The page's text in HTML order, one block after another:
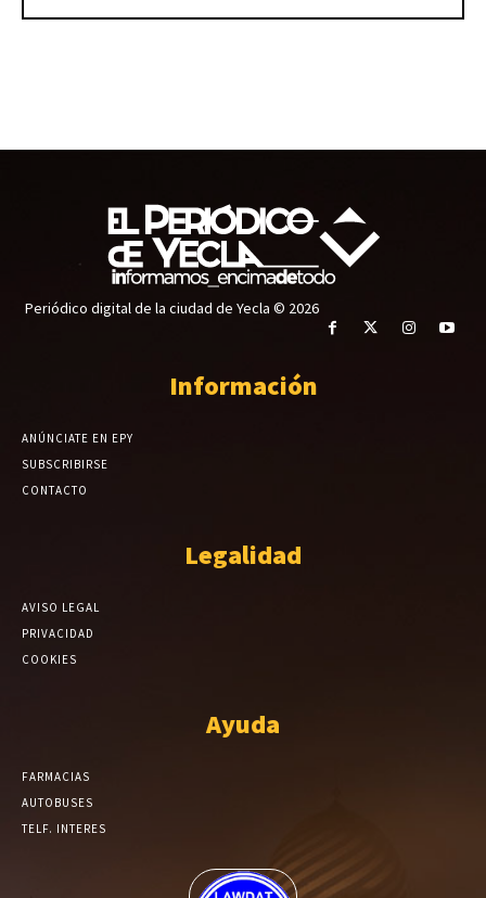
Periódico digital de la ciudad de Yecla © 2026
Información
ANÚNCIATE EN EPY
SUBSCRIBIRSE
CONTACTO
Legalidad
AVISO LEGAL
PRIVACIDAD
COOKIES
Ayuda
FARMACIAS
AUTOBUSES
TELF. INTERES